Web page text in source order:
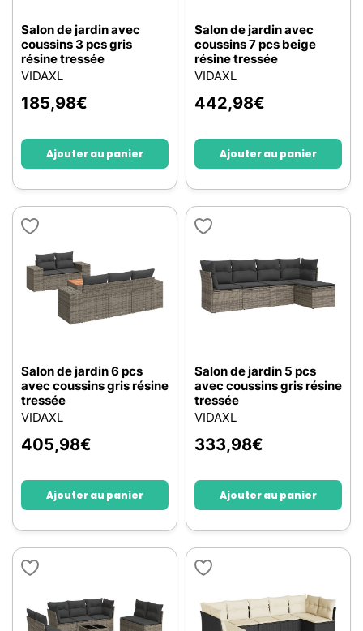
Salon de jardin avec
coussins 3 pcs gris
résine tressée
VIDAXL
185,98€
Ajouter au panier
Salon de jardin avec
coussins 7 pcs beige
résine tressée
VIDAXL
442,98€
Ajouter au panier
Salon de jardin 6 pcs
avec coussins gris résine
tressée
VIDAXL
405,98€
Ajouter au panier
Salon de jardin 5 pcs
avec coussins gris résine
tressée
VIDAXL
333,98€
Ajouter au panier